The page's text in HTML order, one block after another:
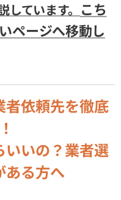
ています。 こち
ページへ移動し
者依頼先を徹底
いの？業者選
ある方へ